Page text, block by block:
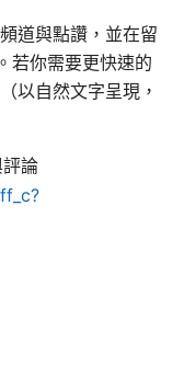
道與點讚，並在留
若你需要更快速的
以自然文字呈現，
論